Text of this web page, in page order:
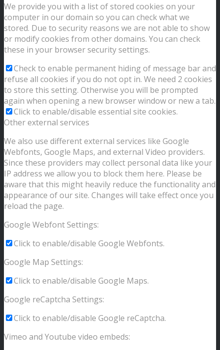
We provide you with a list of stored cookies on your
computer in our domain so you can check what we
stored. Due to security reasons we are not able to show
or modify cookies from other domains. You can check
these in your browser security settings.
Check to enable permanent hiding of message bar and
refuse all cookies if you do not opt in. We need 2 cookies
to store this setting. Otherwise you will be prompted
again when opening a new browser window or new a tab.
Click to enable/disable essential site cookies.
Other external services
We also use different external services like Google
Webfonts, Google Maps, and external Video providers.
Since these providers may collect personal data like your
IP address we allow you to block them here. Please be
aware that this might heavily reduce the functionality and
appearance of our site. Changes will take effect once you
reload the page.
Google Webfont Settings:
Click to enable/disable Google Webfonts.
Google Map Settings:
Click to enable/disable Google Maps.
Google reCaptcha Settings:
Click to enable/disable Google reCaptcha.
Vimeo and Youtube video embeds: